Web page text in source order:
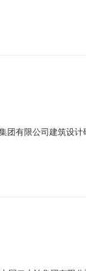
有限公司建筑设
光照明设计咨询服